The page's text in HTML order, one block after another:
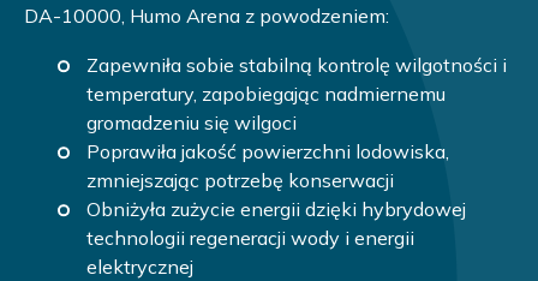
DA-10000, Humo Arena z powodzeniem:
Zapewniła sobie stabilną kontrolę wilgotności i
temperatury, zapobiegając nadmiernemu
gromadzeniu się wilgoci
Poprawiła jakość powierzchni lodowiska,
zmniejszając potrzebę konserwacji
Obniżyła zużycie energii dzięki hybrydowej
technologii regeneracji wody i energii
elektrycznej